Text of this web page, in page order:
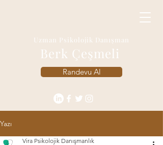
Uzman Psikolojik Danışman
Berk Çeşmeli
Randevu Al
Yazı
Vira Psikolojik Danışmanlık